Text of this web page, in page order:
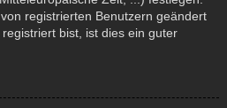
registrierten Benutzern geändert
bist, ist dies ein guter